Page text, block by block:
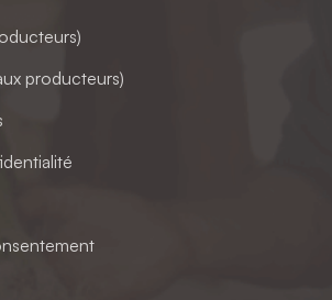
producteurs)